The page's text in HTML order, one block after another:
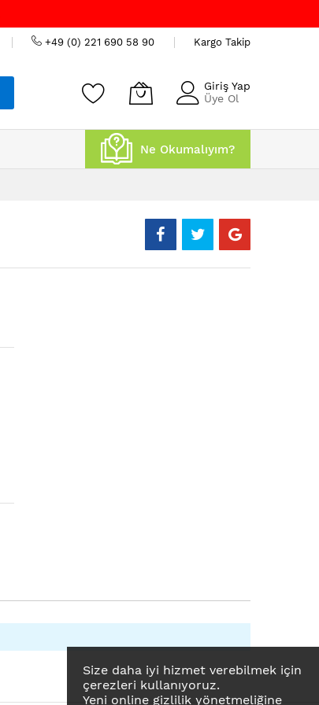
Size daha iyi hizmet verebilmek için
çerezleri kullanıyoruz.
Yeni online gizlilik yönetmeliğine
+49 (0) 221 690 58 90 Kargo Takip
Giriş Yap
Üye Ol
Ne Okumalıyım?